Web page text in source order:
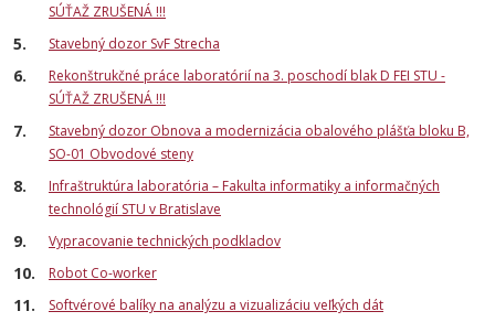
SÚŤAŽ ZRUŠENÁ !!!
Stavebný dozor SvF Strecha
Rekonštrukčné práce laboratórií na 3. poschodí blak D FEI STU -
SÚŤAŽ ZRUŠENÁ !!!
Stavebný dozor Obnova a modernizácia obalového plášťa bloku B,
SO-01 Obvodové steny
Infraštruktúra laboratória – Fakulta informatiky a informačných
technológií STU v Bratislave
Vypracovanie technických podkladov
Robot Co-worker
Softvérové balíky na analýzu a vizualizáciu veľkých dát